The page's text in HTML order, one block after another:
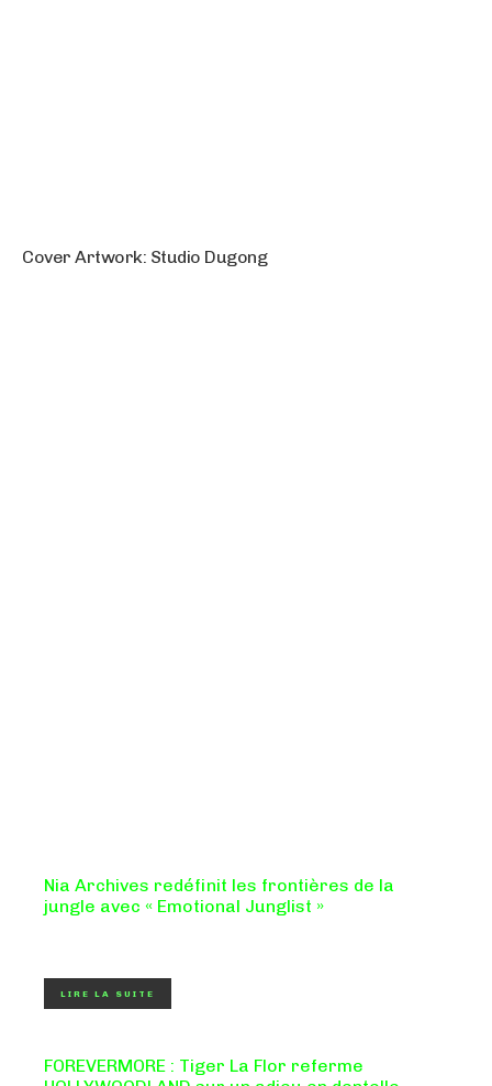
Cover Artwork: Studio Dugong
Nia Archives redéfinit les frontières de la
jungle avec « Emotional Junglist »
LIRE LA SUITE
FOREVERMORE : Tiger La Flor referme